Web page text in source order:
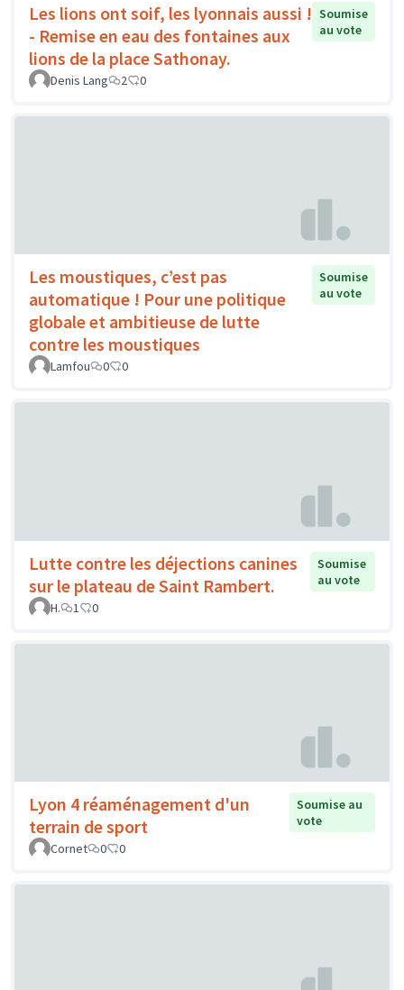
Les lions ont soif, les lyonnais aussi !
- Remise en eau des fontaines aux
lions de la place Sathonay.
Soumise
au vote
Denis Lang 2 0
Les moustiques, c’est pas
automatique ! Pour une politique
globale et ambitieuse de lutte
contre les moustiques
Soumise
au vote
Lamfou 0 0
Lutte contre les déjections canines
sur le plateau de Saint Rambert.
Soumise
au vote
H.
1 0
Lyon 4 réaménagement d'un
terrain de sport
Soumise au
vote
Cornet
0 0